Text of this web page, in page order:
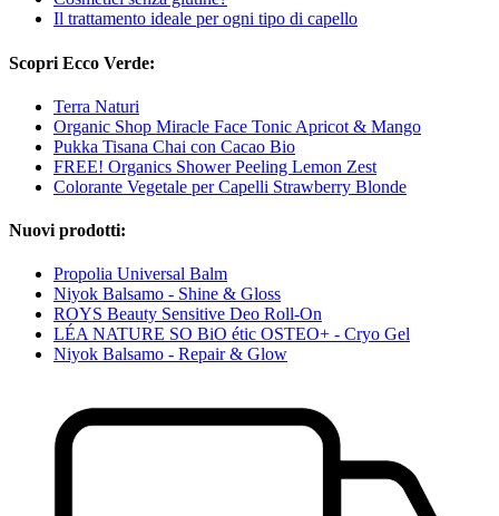
Il trattamento ideale per ogni tipo di capello
Scopri Ecco Verde:
Terra Naturi
Organic Shop Miracle Face Tonic Apricot & Mango
Pukka Tisana Chai con Cacao Bio
FREE! Organics Shower Peeling Lemon Zest
Colorante Vegetale per Capelli Strawberry Blonde
Nuovi prodotti:
Propolia Universal Balm
Niyok Balsamo - Shine & Gloss
ROYS Beauty Sensitive Deo Roll-On
LÉA NATURE SO BiO étic OSTEO+ - Cryo Gel
Niyok Balsamo - Repair & Glow